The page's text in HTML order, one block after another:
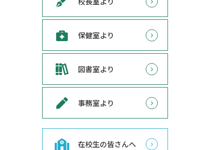
保健室より
図書室より
事務室より
在校生の皆さんへ